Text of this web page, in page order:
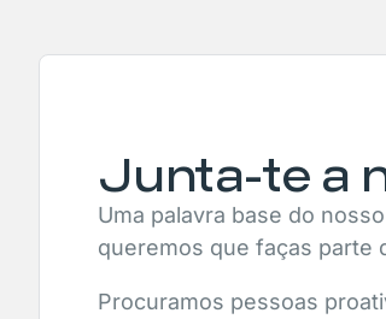
Junta-te a
Uma palavra base do
queremos que faças parte
Procuramos pessoas